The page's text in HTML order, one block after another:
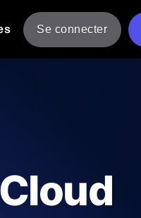
Vérificateur de statut d'API
Se connecter